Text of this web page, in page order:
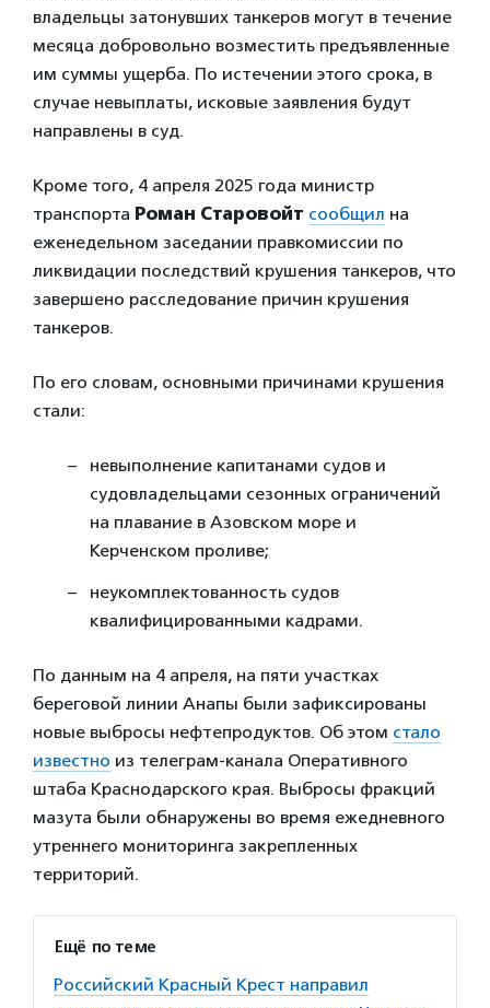
владельцы затонувших танкеров могут в течение
месяца добровольно возместить предъявленные
им суммы ущерба. По истечении этого срока, в
случае невыплаты, исковые заявления будут
направлены в суд.
Кроме того, 4 апреля 2025 года министр
транспорта Роман Старовойт сообщил на
еженедельном заседании правкомиссии по
ликвидации последствий крушения танкеров, что
завершено расследование причин крушения
танкеров.
По его словам, основными причинами крушения
стали:
невыполнение капитанами судов и
судовладельцами сезонных ограничений
на плавание в Азовском море и
Керченском проливе;
неукомплектованность судов
квалифицированными кадрами.
По данным на 4 апреля, на пяти участках
береговой линии Анапы были зафиксированы
новые выбросы нефтепродуктов. Об этом стало
известно из телеграм-канала Оперативного
штаба Краснодарского края. Выбросы фракций
мазута были обнаружены во время ежедневного
утреннего мониторинга закрепленных
территорий.
Ещё по теме
Российский Красный Крест направил